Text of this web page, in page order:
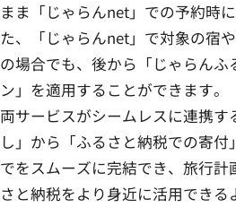
まま「じゃらんnet」での予約時
た、「じゃらんnet」で対象の宿
の場合でも、後から「じゃらんふ
ン」を適用することができます。
両サービスがシームレスに連携す
し」から「ふるさと納税での寄付
でをスムーズに完結でき、旅行計
さと納税をより身近に活用できる